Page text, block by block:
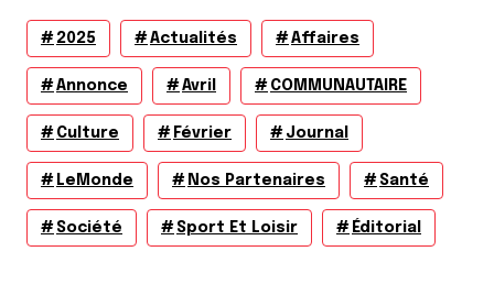
2025 Actualités Affaires
Annonce Avril COMMUNAUTAIRE
Culture Février Journal
LeMonde Nos Partenaires Santé
Société Sport Et Loisir Éditorial